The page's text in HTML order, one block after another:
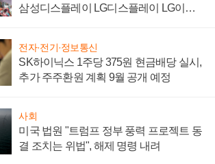
삼성디스플레이 LG디스플레이 LG이노
전자·전기·정보통신
SK하이닉스 1주당 375원 현금배당 실시,
추가 주주환원 계획 9월 공개 예정
사회
미국 법원 "트럼프 정부 풍력 프로젝트 동
결 조치는 위법", 해제 명령 내려